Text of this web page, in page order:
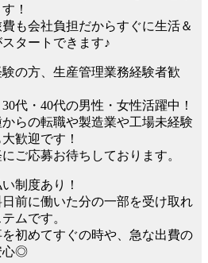
！
も会社負担だからすぐに生活＆
タートできます♪
の方、生産管理業務経験者歓
代・40代の男性・女性活躍中！
らの転職や製造業や工場未経験
歓迎です！
ご応募お待ちしております。
制度あり！
日前に働いた分の一部を受け取れ
ムです。
を初めてすぐの時や、急な出費の
心◎